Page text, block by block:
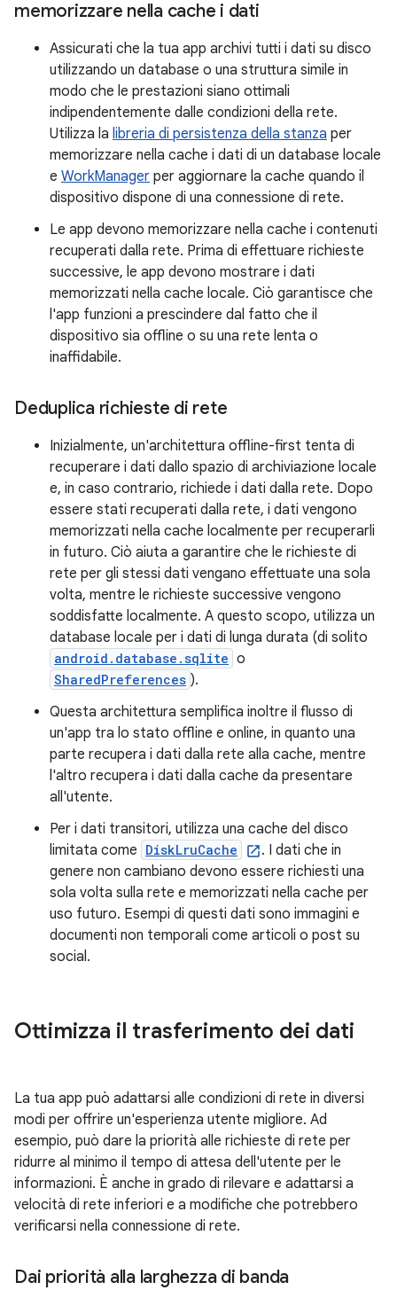
memorizzare nella cache i dati
Assicurati che la tua app archivi tutti i dati su disco
utilizzando un database o una struttura simile in
modo che le prestazioni siano ottimali
indipendentemente dalle condizioni della rete.
Utilizza la libreria di persistenza della stanza per
memorizzare nella cache i dati di un database locale
e WorkManager per aggiornare la cache quando il
dispositivo dispone di una connessione di rete.
Le app devono memorizzare nella cache i contenuti
recuperati dalla rete. Prima di effettuare richieste
successive, le app devono mostrare i dati
memorizzati nella cache locale. Ciò garantisce che
l'app funzioni a prescindere dal fatto che il
dispositivo sia offline o su una rete lenta o
inaffidabile.
Deduplica richieste di rete
Inizialmente, un'architettura offline-first tenta di
recuperare i dati dallo spazio di archiviazione locale
e, in caso contrario, richiede i dati dalla rete. Dopo
essere stati recuperati dalla rete, i dati vengono
memorizzati nella cache localmente per recuperarli
in futuro. Ciò aiuta a garantire che le richieste di
rete per gli stessi dati vengano effettuate una sola
volta, mentre le richieste successive vengono
soddisfatte localmente. A questo scopo, utilizza un
database locale per i dati di lunga durata (di solito
android.database.sqlite o
SharedPreferences ).
Questa architettura semplifica inoltre il flusso di
un'app tra lo stato offline e online, in quanto una
parte recupera i dati dalla rete alla cache, mentre
l'altro recupera i dati dalla cache da presentare
all'utente.
Per i dati transitori, utilizza una cache del disco
limitata come DiskLruCache
. I dati che in
genere non cambiano devono essere richiesti una
sola volta sulla rete e memorizzati nella cache per
uso futuro. Esempi di questi dati sono immagini e
documenti non temporali come articoli o post su
social.
Ottimizza il trasferimento dei dati
La tua app può adattarsi alle condizioni di rete in diversi
modi per offrire un'esperienza utente migliore. Ad
esempio, può dare la priorità alle richieste di rete per
ridurre al minimo il tempo di attesa dell'utente per le
informazioni. È anche in grado di rilevare e adattarsi a
velocità di rete inferiori e a modifiche che potrebbero
verificarsi nella connessione di rete.
Dai priorità alla larghezza di banda